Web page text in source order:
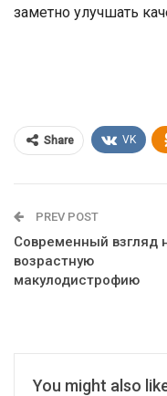
заметно улучшать
Share VK
PREV POST
Современный взгляд
возрастную
макулодистрофию
You might also